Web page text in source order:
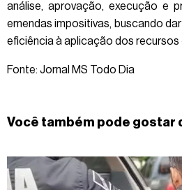
análise, aprovação, execução e
emendas impositivas, buscando
eficiência à aplicação dos recursos
Fonte: Jornal MS Todo Dia
Você também pode gostar